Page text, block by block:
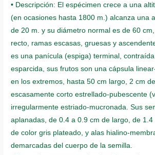
• Descripción: El espécimen crece a una
(en ocasiones hasta 1800 m.) alcanza una
de 20 m. y su diámetro normal es de 60
recto, ramas escasas, gruesas y
es una panícula (espiga) terminal,
esparcida, sus frutos son una cápsula
en los extremos, hasta 50 cm largo, 2 cm
escasamente corto estrellado-pubescente
irregularmente estriado-mucronada. Sus
aplanadas, de 0.4 a 0.9 cm de largo, de 1.4
de color gris plateado, y alas hialino-
demarcadas del cuerpo de la semilla.